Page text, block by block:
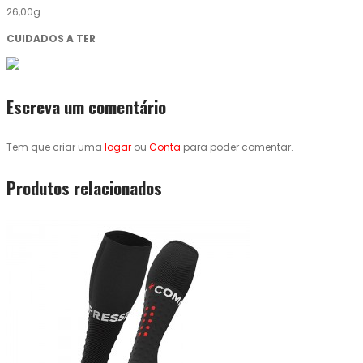
26,00g
CUIDADOS A TER
Escreva um comentário
Tem que criar uma logar ou Conta para poder comentar.
Produtos relacionados